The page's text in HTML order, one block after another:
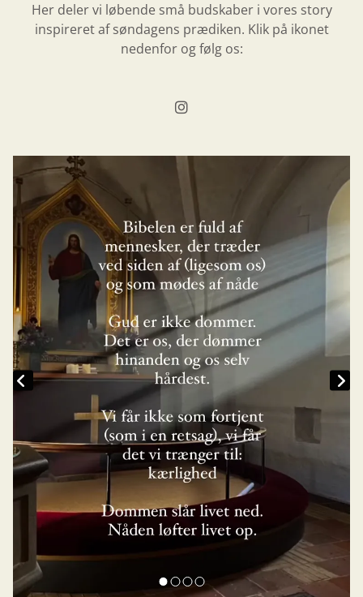
Her deler vi løbende små budskaber i vores story
inspireret af søndagens prædiken. Klik på ikonet
nedenfor og følg os: